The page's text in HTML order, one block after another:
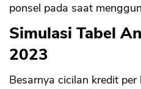
ponsel pada saat
Simulasi Tabel
2023
Besarnya cicilan kredit